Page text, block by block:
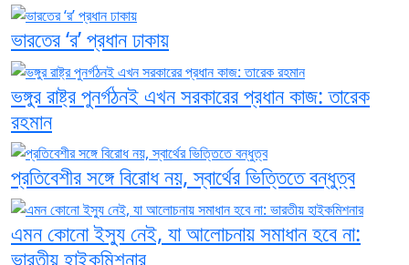
ভারতের ‘র’ প্রধান ঢাকায়
ভঙ্গুর রাষ্ট্র পুনর্গঠনই এখন সরকারের প্রধান কাজ: তারেক
রহমান
প্রতিবেশীর সঙ্গে বিরোধ নয়, স্বার্থের ভিত্তিতে বন্ধুত্ব
এমন কোনো ইস্যু নেই, যা আলোচনায় সমাধান হবে না:
ভারতীয় হাইকমিশনার